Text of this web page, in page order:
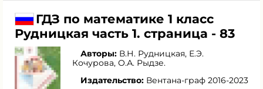
ГДЗ по математике 1 класс
Рудницкая часть 1. страница - 83
Авторы: В.Н. Рудницкая, Е.Э.
Кочурова, О.А. Рыдзе.
Издательство: Вентана-граф 2016-2023